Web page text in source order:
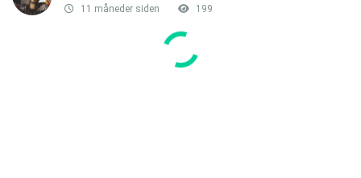
11 måneder siden 199